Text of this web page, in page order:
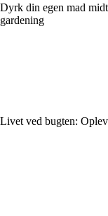
Dyrk din egen mad
gardening
Livet ved bugten: